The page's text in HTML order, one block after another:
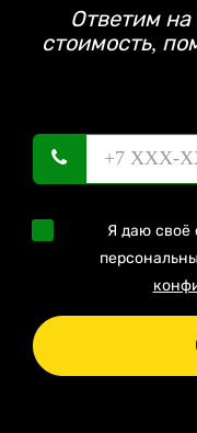
Ответим
стоимость,
Я даю своё